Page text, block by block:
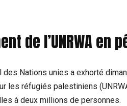
de l’UNRWA en
des Nations unies a exhorté
les réfugiés palestiniens
à deux millions de personnes.